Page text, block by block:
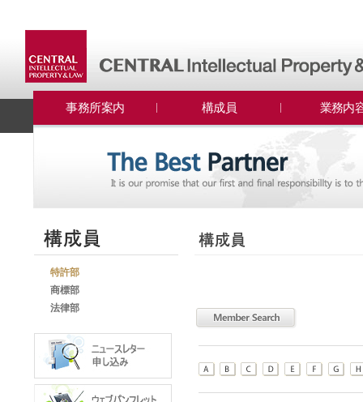
事務所案内 構成員 業務内
特許部
商標部
法律部